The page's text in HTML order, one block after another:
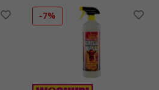
-7%